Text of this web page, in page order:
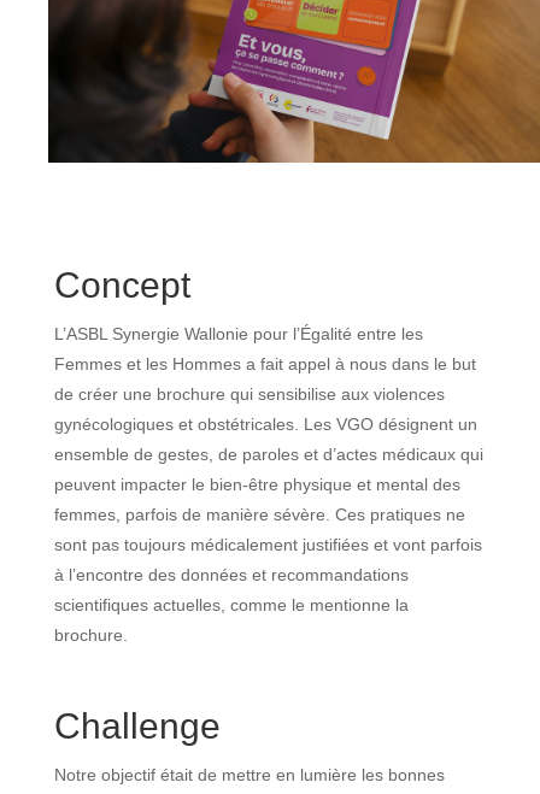
Concept
L’ASBL Synergie Wallonie pour l’Égalité entre les
Femmes et les Hommes a fait appel à nous dans le but
de créer une brochure qui sensibilise aux violences
gynécologiques et obstétricales. Les VGO désignent un
ensemble de gestes, de paroles et d’actes médicaux qui
peuvent impacter le bien-être physique et mental des
femmes, parfois de manière sévère. Ces pratiques ne
sont pas toujours médicalement justifiées et vont parfois
à l’encontre des données et recommandations
scientifiques actuelles, comme le mentionne la
brochure.
Challenge
Notre objectif était de mettre en lumière les bonnes